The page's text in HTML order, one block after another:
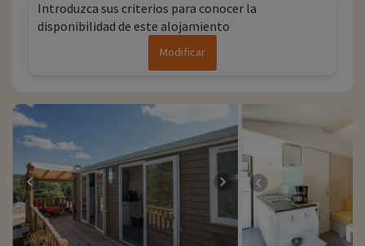
Introduzca sus criterios para conocer la
disponibilidad de este alojamiento
Modificar